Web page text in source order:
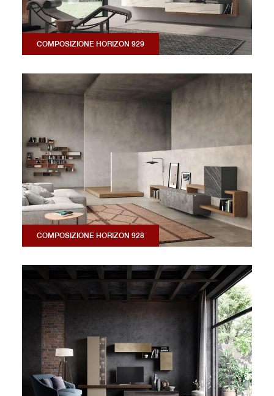
COMPOSIZIONE HORIZON 929
COMPOSIZIONE HORIZON 928